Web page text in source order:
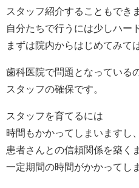
スタッフ紹介することもでき
自分たちで行うには少しハー
まずは院内からはじめてみて
歯科医院で問題となっている
スタッフの確保です。
スタッフを育てるには
時間もかかってしまいますし、
患者さんとの信頼関係を築く
一定期間の時間がかかってし